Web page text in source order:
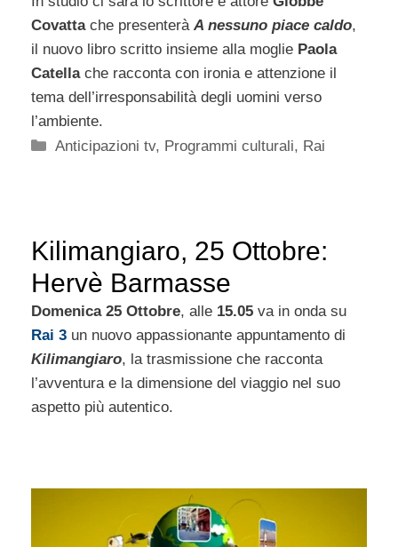
Covatta che presenterà A nessuno piace caldo,
il nuovo libro scritto insieme alla moglie Paola
Catellache racconta con ironia e attenzione il
tema dell’irresponsabilità degli uomini verso
l’ambiente.
Categorie
Anticipazioni tv, Programmi culturali, Rai
Kilimangiaro, 25 Ottobre:
Hervè Barmasse
Domenica 25 Ottobre, alle 15.05 va in onda su
Rai 3 un nuovo appassionante appuntamento di
Kilimangiaro, la trasmissione che racconta
l’avventura e la dimensione del viaggio nel suo
aspetto più autentico.